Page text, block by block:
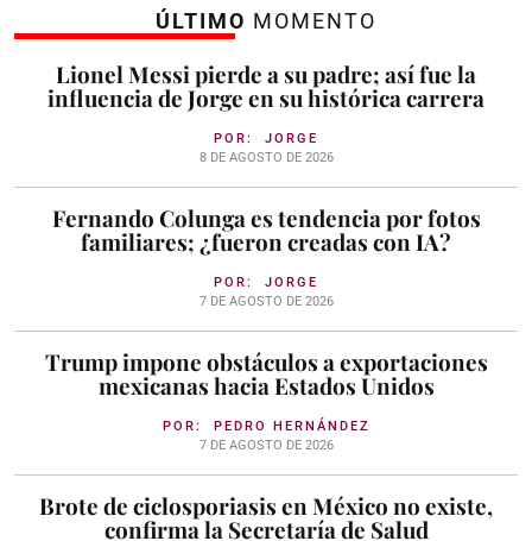
ÚLTIMO MOMENTO
Lionel Messi pierde a su padre; así fue la
influencia de Jorge en su histórica carrera
POR: JORGE
8 DE AGOSTO DE 2026
Fernando Colunga es tendencia por fotos
familiares; ¿fueron creadas con IA?
POR: JORGE
7 DE AGOSTO DE 2026
Trump impone obstáculos a exportaciones
mexicanas hacia Estados Unidos
POR: PEDRO HERNÁNDEZ
7 DE AGOSTO DE 2026
Brote de ciclosporiasis en México no existe,
confirma la Secretaría de Salud